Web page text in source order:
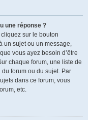
une réponse ?
sur le bouton
un sujet ou un message,
vous ayez besoin d’être
chaque forum, une liste de
forum ou du sujet. Par
dans ce forum, vous
etc.